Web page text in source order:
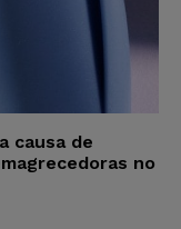
causa de
no